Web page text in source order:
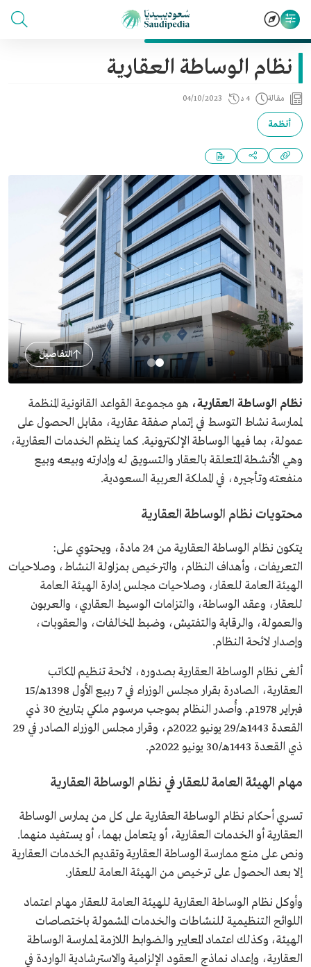
نظام الوساطة العقارية
مقالة 4 د 04/10/2023
أنظمة
التفاصيل
نظام الوساطة العقارية، هو مجموعة القواعد القانونية المنظمة
لممارسة نشاط التوسط في إتمام صفقة عقارية، مقابل الحصول على
عمولة، بما فيها الوساطة الإلكترونية. كما ينظم الخدمات العقارية،
وهي الأنشطة المتعلقة بالعقار والتسويق له وإدارته وبيعه وبيع
منفعته وتأجيره، في المملكة العربية السعودية.
محتويات نظام الوساطة العقارية
يتكون نظام الوساطة العقارية من 24 مادة، ويحتوي على:
التعريفات، وأهداف النظام، والترخيص بمزاولة النشاط، وصلاحيات
الهيئة العامة للعقار، وصلاحيات مجلس إدارة الهيئة العامة
للعقار، وعقد الوساطة، والتزامات الوسيط العقاري، والعربون
والعمولة، والرقابة والتفتيش، وضبط المخالفات، والعقوبات،
وإصدار لائحة النظام.
ألغى نظام الوساطة العقارية بصدوره، لائحة تنظيم المكاتب
العقارية، الصادرة بقرار مجلس الوزراء في 7 ربيع الأول 1398هـ/15
فبراير 1978م. وأُصدر النظام بموجب مرسوم ملكي بتاريخ 30 ذي
القعدة 1443هـ/29 يونيو 2022م، وقرار مجلس الوزراء الصادر في 29
ذي القعدة 1443هـ/30 يونيو 2022م.
مهام الهيئة العامة للعقار في نظام الوساطة العقارية
تسري أحكام نظام الوساطة العقارية على كل من يمارس الوساطة
العقارية أو الخدمات العقارية، أو يتعامل بهما، أو يستفيد منهما.
ونص على منع ممارسة الوساطة العقارية وتقديم الخدمات العقارية
إلا بعد الحصول على ترخيص من الهيئة العامة للعقار.
وأوكل نظام الوساطة العقارية للهيئة العامة للعقار مهام اعتماد
اللوائح التنظيمية للنشاطات والخدمات المشمولة باختصاصات
الهيئة، وكذلك اعتماد المعايير والضوابط اللازمة لممارسة الوساطة
العقارية، وإعداد نماذج العقود الإلزامية والاسترشادية الواردة في